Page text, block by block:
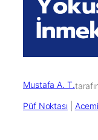
Mustafa A. T.
Püf Noktası